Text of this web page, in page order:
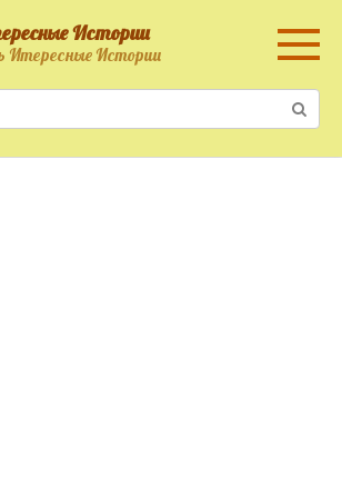
Истории
Итересные Истории